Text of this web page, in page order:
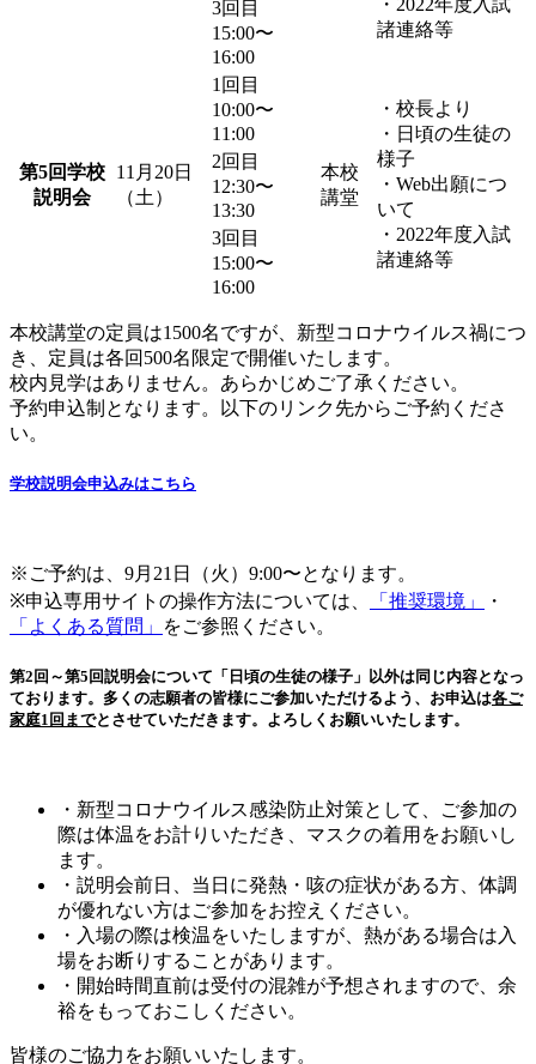
諸連絡等
3回目
15:00〜
16:00
第5回学校
説明会
11月20日
（土）
1回目
10:00〜
11:00
本校
講堂
・校長より
・日頃の生徒の
様子
・Web出願につ
いて
・2022年度入試
諸連絡等
2回目
12:30〜
13:30
3回目
15:00〜
16:00
本校講堂の定員は1500名ですが、新型コロナウイルス禍につ
き、定員は各回500名限定で開催いたします。
校内見学はありません。あらかじめご了承ください。
予約申込制となります。以下のリンク先からご予約くださ
い。
学校説明会申込みはこちら
※ご予約は、9月21日（火）9:00〜となります。
※申込専用サイトの操作方法については、
「推奨環境」
・
「よくある質問」
をご参照ください。
第2回～第5回説明会について「日頃の生徒の様子」以外は同じ内容となっ
ております。多くの志願者の皆様にご参加いただけるよう、お申込は各ご
家庭1回までとさせていただきます。よろしくお願いいたします。
・新型コロナウイルス感染防止対策として、ご参加の
際は体温をお計りいただき、マスクの着用をお願いし
ます。
・説明会前日、当日に発熱・咳の症状がある方、体調
が優れない方はご参加をお控えください。
・入場の際は検温をいたしますが、熱がある場合は入
場をお断りすることがあります。
・開始時間直前は受付の混雑が予想されますので、余
裕をもっておこしください。
皆様のご協力をお願いいたします。